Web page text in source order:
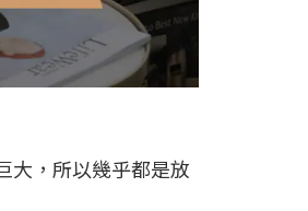
大，所以幾乎都是放